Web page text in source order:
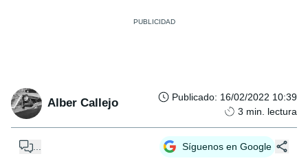
Alber Callejo Publicado: 16/02/2022 10:39
3 min. lectura
Síguenos en Google